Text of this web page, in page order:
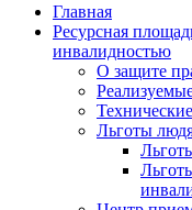
Главная
Ресурсная
инвалидностью
О защите
Льготы